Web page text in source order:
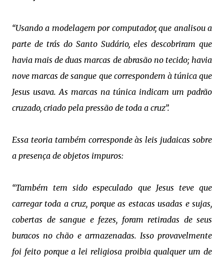
“Usando a modelagem por computador, que analisou a
parte de trás do Santo Sudário, eles descobriram que
havia mais de duas marcas de abrasão no tecido; havia
nove marcas de sangue que correspondem à túnica que
Jesus usava. As marcas na túnica indicam um padrão
cruzado, criado pela pressão de toda a cruz”.
Essa teoria também corresponde às leis judaicas sobre
a presença de objetos impuros:
“Também tem sido especulado que Jesus teve que
carregar toda a cruz, porque as estacas usadas e sujas,
cobertas de sangue e fezes, foram retiradas de seus
buracos no chão e armazenadas. Isso provavelmente
foi feito porque a lei religiosa proibia qualquer um de